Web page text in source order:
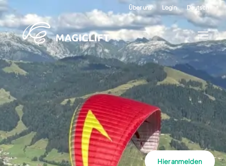
Über uns Login Deutsch
Hier anmelden